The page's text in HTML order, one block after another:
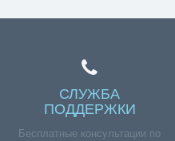
СЛУЖБА
ПОДДЕРЖКИ
Бесплатные консультации по